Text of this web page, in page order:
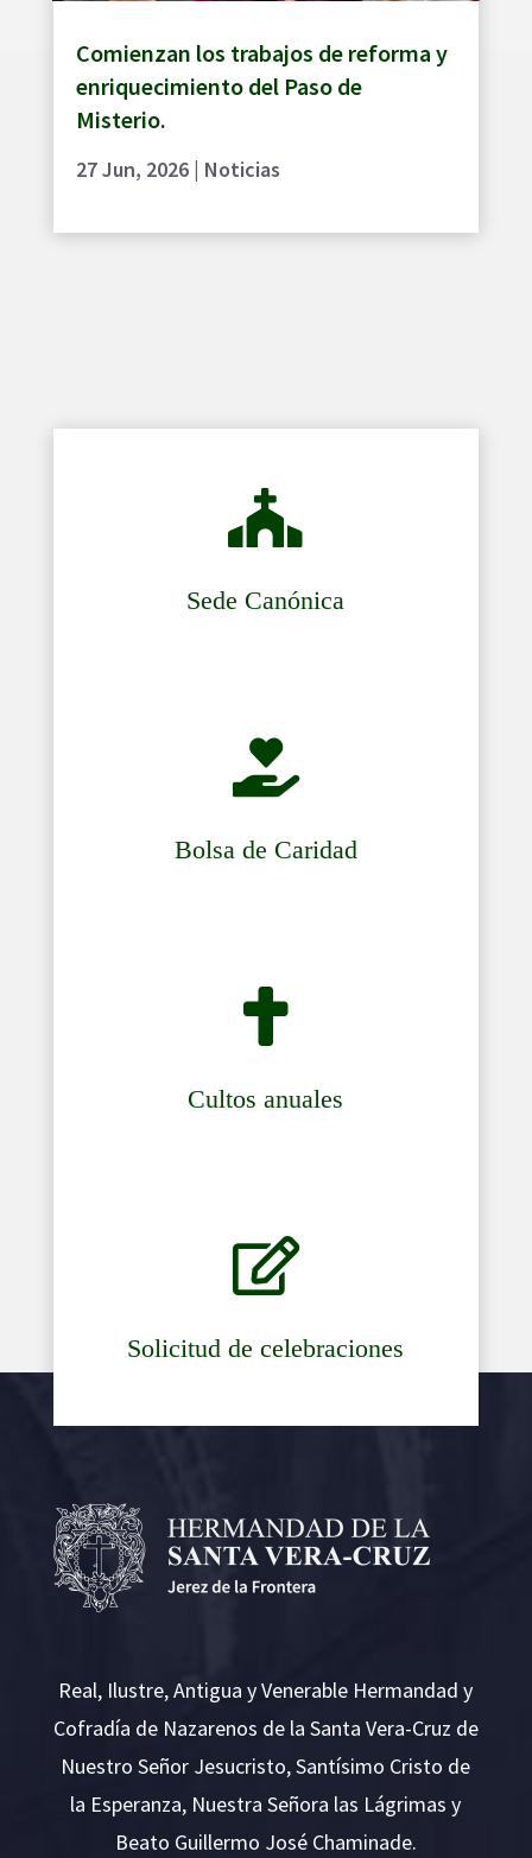
Comienzan los trabajos de reforma y
enriquecimiento del Paso de
Misterio.
27 Jun, 2026| Noticias

Sede Canónica

Bolsa de Caridad

Cultos anuales

Solicitud de celebraciones
Real, Ilustre, Antigua y Venerable Hermandad y
Cofradía de Nazarenos de la Santa Vera-Cruz de
Nuestro Señor Jesucristo, Santísimo Cristo de
la Esperanza, Nuestra Señora las Lágrimas y
Beato Guillermo José Chaminade.